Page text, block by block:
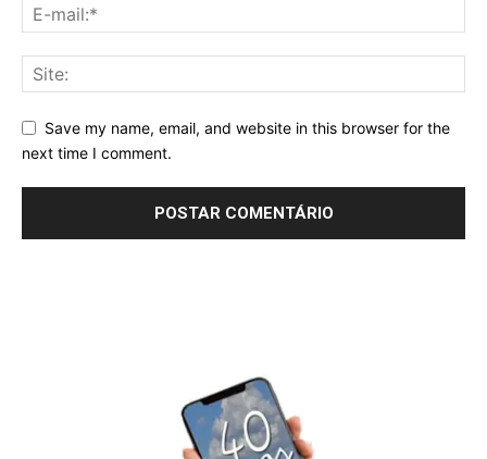
Save my name, email, and website in this browser for the
next time I comment.